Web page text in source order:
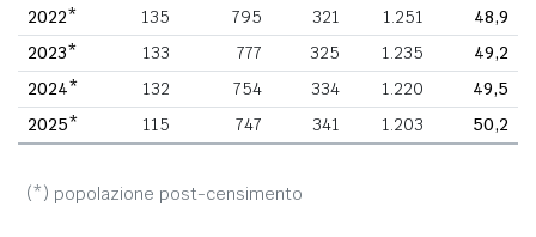
2022*
135 795 321 1.251
48,9
2023*
133 777 325 1.235
49,2
2024*
132 754 334 1.220
49,5
2025*
115 747 341 1.203 50,2
(*) popolazione post-censimento